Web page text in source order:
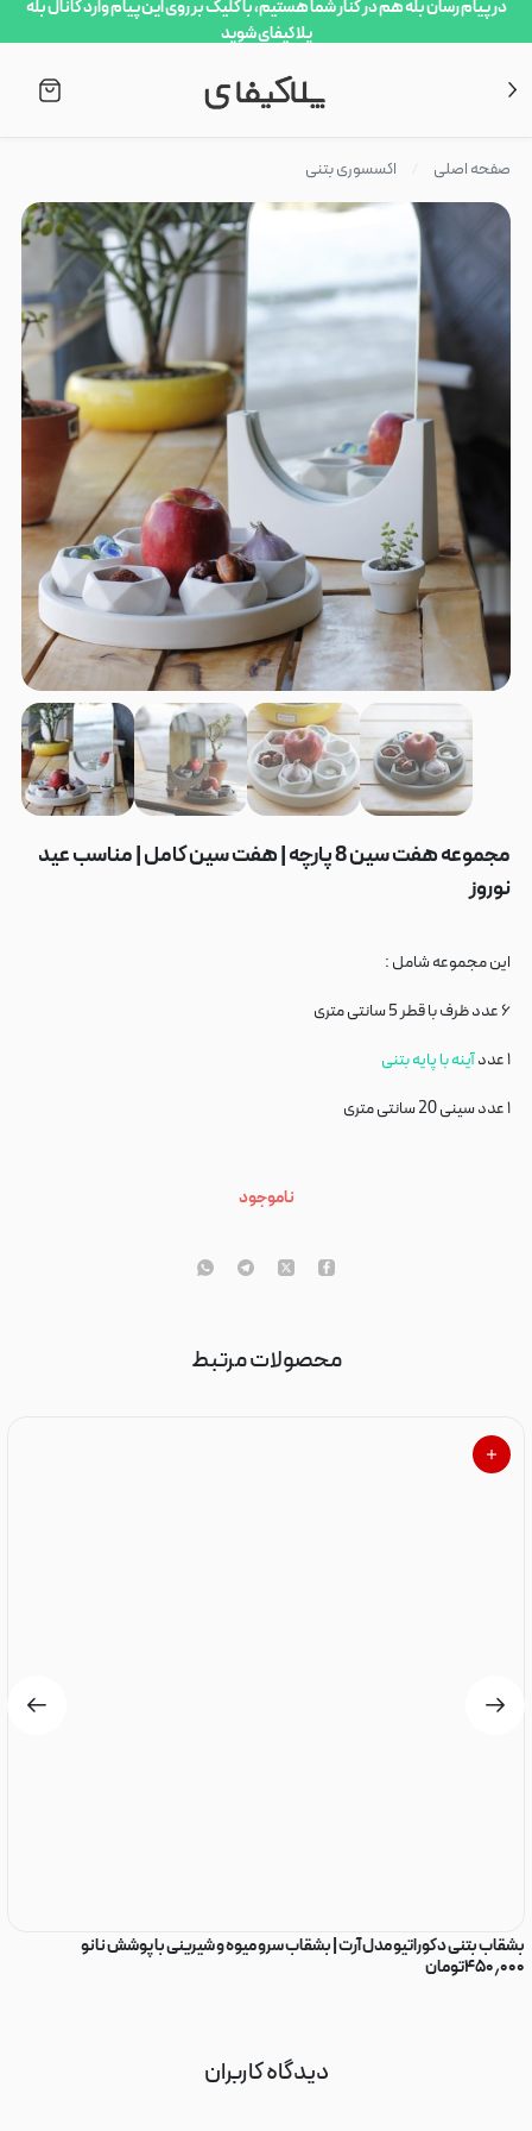
در پیام رسان بله هم در کنار شما هستیم، با کلیک بر روی این پیام وارد کانال بله
پلاکیفای شوید
صفحه اصلی اکسسوری بتنی
مجموعه هفت سین 8 پارچه | هفت سین کامل | مناسب عید
نوروز
این مجموعه شامل :
۶ عدد ظرف با قطر 5 سانتی متری
۱ عدد
آینه با پایه بتنی
۱ عدد سینی 20 سانتی متری
ناموجود
محصولات مرتبط
بشقاب بتنی دکوراتیو مدل آرت | بشقاب سرو میوه و شیرینی با پوشش نانو
۴۵۰٫۰۰۰تومان
دیدگاه کاربران